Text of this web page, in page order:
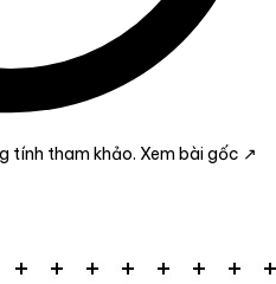
tính tham khảo. Xem bài gốc ↗